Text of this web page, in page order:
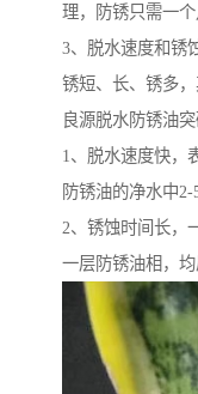
理，防锈只需一个
3、脱水速度和锈
锈短、长、锈多，
良源脱水防锈油突
1、脱水速度快，
防锈油的净水中2-
2、锈蚀时间长，
一层防锈油相，均